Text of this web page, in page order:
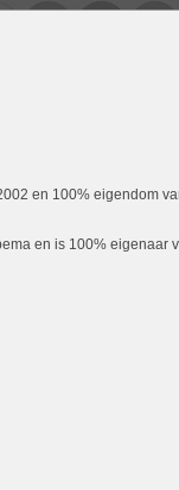
en 100% eigendom
en is 100% eigenaar